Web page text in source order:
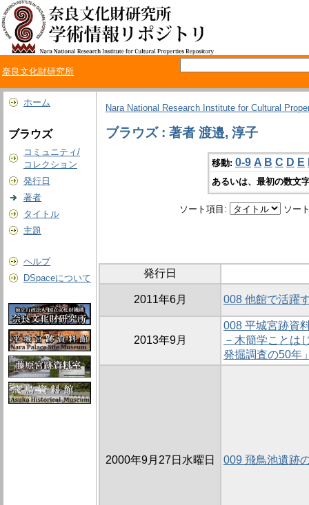
奈良文化財研究所
ホーム
ブラウズ
コミュニティ/
コレクション
発行日
著者
タイトル
主題
ヘルプ
DSpaceについて
Nara National Research Institute for Cultural
ブラウズ : 著者 渡邉, 淳子
移動: 0-9 A B C D E
あるいは、最初の数文
ソート項目: ソー
発行日
2011年6月 008 他館で活躍
2013年9月
008 平城宮跡資
－木簡学ことは
発掘調査の50年
2000年9月27日水曜日 009 飛鳥池遺跡